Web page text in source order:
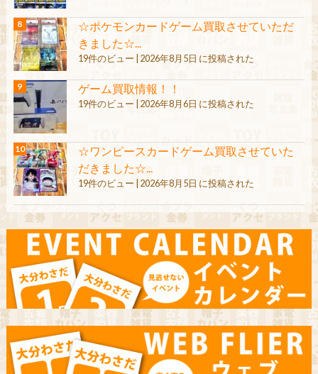
☆ポケモンカードゲーム買取させていただ
きました☆...
19件のビュー 2026年8月5日 に投稿された
ゲーム買取情報！！
19件のビュー 2026年8月6日 に投稿された
☆ワンピースカードゲーム買取させていた
だきました☆...
19件のビュー 2026年8月5日 に投稿された